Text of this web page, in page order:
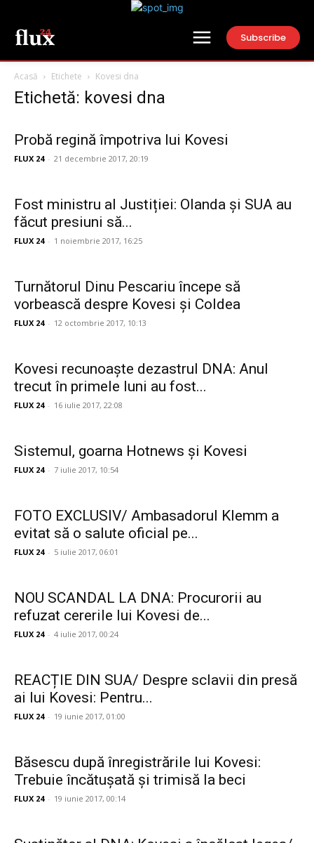
Subscribe
Acasă Etichete Kovesi dna
Etichetă: kovesi dna
Probă regină împotriva lui Kovesi
FLUX 24 - 21 decembrie 2017, 20:19
Fost ministru al Justiției: Olanda și SUA au
făcut presiuni să...
FLUX 24 - 1 noiembrie 2017, 16:25
Turnătorul Dinu Pescariu începe să
vorbească despre Kovesi și Coldea
FLUX 24 - 12 octombrie 2017, 10:13
Kovesi recunoaște dezastrul DNA: Anul
trecut în primele luni au fost...
FLUX 24 - 16 iulie 2017, 22:08
Sistemul, goarna Hotnews și Kovesi
FLUX 24 - 7 iulie 2017, 10:54
FOTO EXCLUSIV/ Ambasadorul Klemm a
evitat să o salute oficial pe...
FLUX 24 - 5 iulie 2017, 06:01
NOU SCANDAL LA DNA: Procurorii au
refuzat cererile lui Kovesi de...
FLUX 24 - 4 iulie 2017, 00:24
REACȚIE DIN SUA/ Despre sclavii din presă
ai lui Kovesi: Pentru...
FLUX 24 - 19 iunie 2017, 01:00
Băsescu după înregistrările lui Kovesi:
Trebuie încătușată și trimisă la beci
FLUX 24 - 19 iunie 2017, 00:14